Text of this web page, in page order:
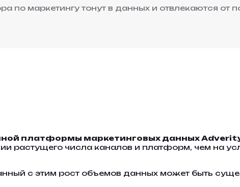
по маркетингу тонут в данных и отвлекаются от
платформы маркетинговых данных
растущего числа каналов и платформ, чем на
с этим рост объемов данных может быть